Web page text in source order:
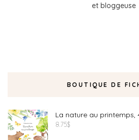
et bloggeuse
BOUTIQUE DE
La nature au printemps,
8.75$